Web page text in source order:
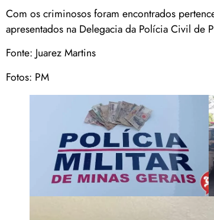
Com os criminosos foram encontrados
apresentados na Delegacia da Polícia Civil de
Fonte: Juarez Martins
Fotos: PM